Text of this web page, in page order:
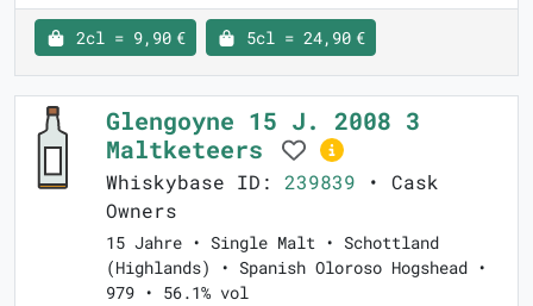
2cl = 9,90 € 5cl = 24,90 €
Glengoyne 15 J. 2008 3
Maltketeers
Whiskybase ID: 239839 • Cask
Owners
15 Jahre • Single Malt • Schottland
(Highlands) • Spanish Oloroso Hogshead •
979 • 56.1% vol